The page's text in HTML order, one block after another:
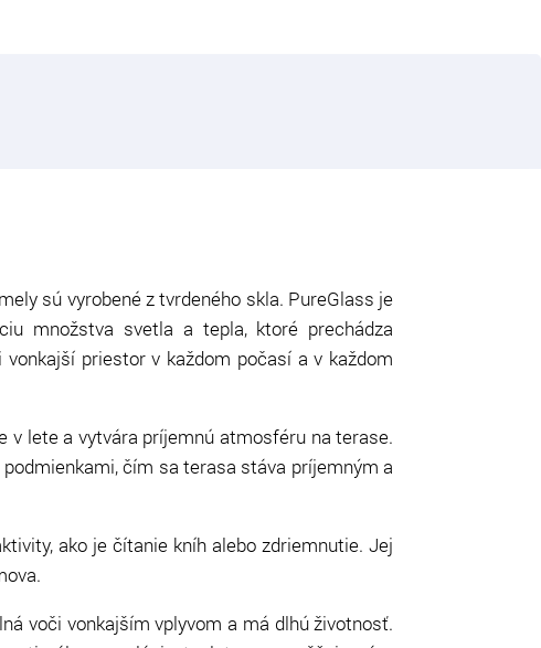
sú vyrobené z tvrdeného skla. PureGlass je
množstva svetla a tepla, ktoré prechádza
priestor v každom počasí a v každom
v lete a vytvára príjemnú atmosféru na terase.
čím sa terasa stáva príjemným a
ako je čítanie kníh alebo zdriemnutie. Jej
voči vonkajším vplyvom a má dlhú životnosť.